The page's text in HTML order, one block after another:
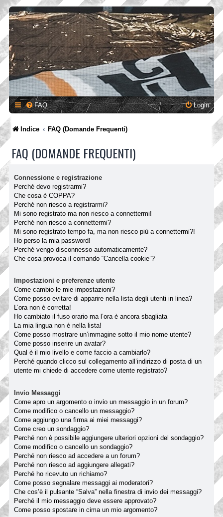
FAQ Login
Indice FAQ (Domande Frequenti)
FAQ (DOMANDE FREQUENTI)
Connessione e registrazione
Perché devo registrarmi?
Che cosa è COPPA?
Perché non riesco a registrarmi?
Mi sono registrato ma non riesco a connettermi!
Perché non riesco a connettermi?
Mi sono registrato tempo fa, ma non riesco più a connettermi?!
Ho perso la mia password!
Perché vengo disconnesso automaticamente?
Che cosa provoca il comando “Cancella cookie”?
Impostazioni e preferenze utente
Come cambio le mie impostazioni?
Come posso evitare di apparire nella lista degli utenti in linea?
L’ora non è corretta!
Ho cambiato il fuso orario ma l’ora è ancora sbagliata
La mia lingua non è nella lista!
Come posso mostrare un’immagine sotto il mio nome utente?
Come posso inserire un avatar?
Qual è il mio livello e come faccio a cambiarlo?
Perché quando clicco sul collegamento all’indirizzo di posta di un
utente mi chiede di accedere come utente registrato?
Invio Messaggi
Come apro un argomento o invio un messaggio in un forum?
Come modifico o cancello un messaggio?
Come aggiungo una firma ai miei messaggi?
Come creo un sondaggio?
Perché non è possibile aggiungere ulteriori opzioni del sondaggio?
Come modifico o cancello un sondaggio?
Perché non riesco ad accedere a un forum?
Perché non riesco ad aggiungere allegati?
Perché ho ricevuto un richiamo?
Come posso segnalare messaggi ai moderatori?
Che cos’è il pulsante “Salva” nella finestra di invio dei messaggi?
Perché il mio messaggio deve essere approvato?
Come posso spostare in cima un mio argomento?